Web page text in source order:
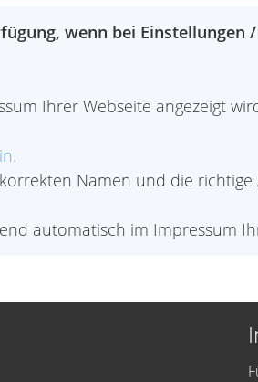
wenn bei
Ihrer Webseite angezeigt
Namen und die
automatisch im Impressum